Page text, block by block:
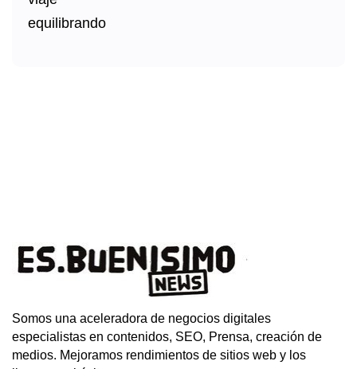
Somos una aceleradora de negocios digitales
especialistas en contenidos, SEO, Prensa, creación de
medios. Mejoramos rendimientos de sitios web y los